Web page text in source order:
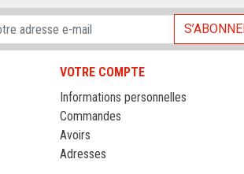
VOTRE COMPTE
Informations personnelles
Commandes
Avoirs
Adresses